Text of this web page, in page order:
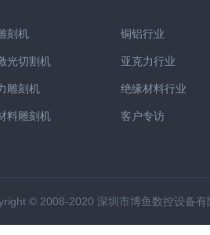
刻机
光切割机
雕刻机
料雕刻机
铜铝行业
亚克力行业
绝缘材料行业
客户专访
© 2008-2020 深圳市博鱼数控设备有